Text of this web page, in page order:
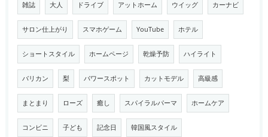
雑誌 大人 ドライブ アットホーム ウイッグ カーナビ
サロン仕上がり スマホゲーム YouTube ホテル
ショートスタイル ホームページ 乾燥予防 ハイライト
バリカン 梨 パワースポット カットモデル 高級感
まとまり ローズ 癒し スパイラルパーマ ホームケア
コンビニ 子ども 記念日 韓国風スタイル